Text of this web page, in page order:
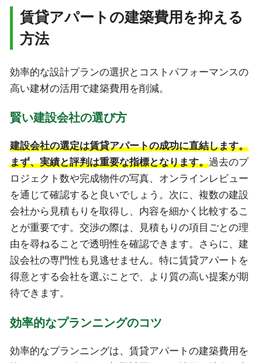
賃貸アパートの建築費用を抑える
方法
効率的な設計プランの選択とコストパフォーマンスの
高い建材の活用で建築費用を削減。
賢い建設会社の選び方
建設会社の選定は賃貸アパートの成功に直結します。
まず、実績と評判は重要な指標となります。過去のプ
ロジェクト数や完成物件の写真、オンラインレビュー
を通じて確認すると良いでしょう。次に、複数の建設
会社から見積もりを取得し、内容を細かく比較するこ
とが重要です。交渉の際は、見積もりの項目ごとの理
由を尋ねることで透明性を確認できます。さらに、建
設会社の専門性も見逃せません。特に賃貸アパートを
得意とする会社を選ぶことで、より質の高い提案が期
待できます。
効率的なプランニングのコツ
効率的なプランニングは、賃貸アパートの建築費用を